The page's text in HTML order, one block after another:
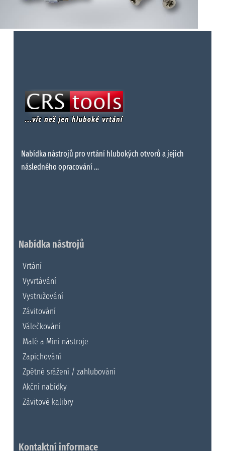
Nabídka nástrojů pro vrtání hlubokých otvorů a jejich
následného opracování …
Nabídka nástrojů
Vrtání
Vyvrtávání
Vystružování
Závitování
Válečkování
Malé a Mini nástroje
Zapichování
Zpětné srážení / zahlubování
Akční nabídky
Závitové kalibry
Kontaktní informace